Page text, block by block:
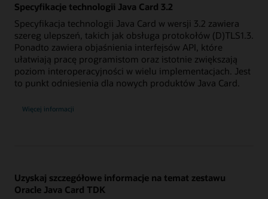
Specyfikacje technologii Java Card 3.2
Specyfikacja technologii Java Card w wersji 3.2 zawiera
szereg ulepszeń, takich jak obsługa protokołów (D)TLS1.3.
Ponadto zawiera objaśnienia interfejsów API, które
ułatwiają pracę programistom oraz istotnie zwiększają
poziom interoperacyjności w wielu implementacjach. Jest
to punkt odniesienia dla nowych produktów Java Card.
Więcej informacji
Uzyskaj szczegółowe informacje na temat zestawu
Oracle Java Card TDK